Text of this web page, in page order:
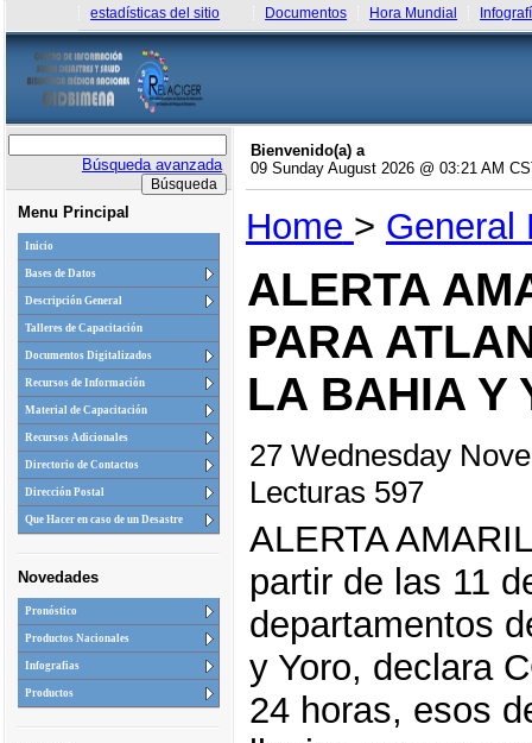
estadísticas del sitio Documentos Hora Mundial
Búsqueda avanzada
Menu Principal
Inicio
Bases de Datos
Descripción General
Talleres de Capacitación
Documentos Digitalizados
Recursos de Información
Material de Capacitación
Recursos Adicionales
Directorio de Contactos
Dirección Postal
Que Hacer en caso de un Desastre
Novedades
Pronóstico
Productos Nacionales
Infografias
Productos
Bienvenido(a) a
09 Sunday August 2026 @ 03:21 AM
Home > General
ALERTA
PARA
LA BAHIA Y
27 Wednesday
Lecturas 597
ALERTA
partir de las 11
departamentos
y Yoro, declara
24 horas, esos